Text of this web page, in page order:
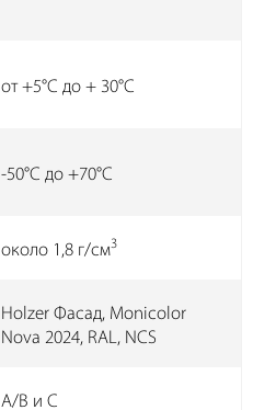
от +5°C до + 30°C
-50°C до +70°C
около 1,8 г/см3
Holzer Фасад, Monicolor
Nova 2024, RAL, NCS
А/B и С